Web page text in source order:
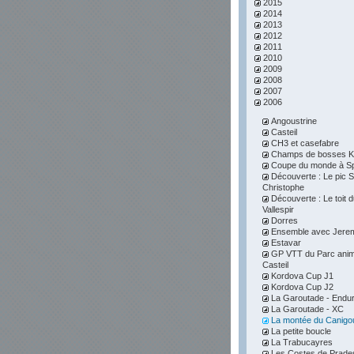
2015
2014
2013
2012
2011
2010
2009
2008
2007
2006
Angoustrine
Casteil
CH3 et casefabre
Champs de bosses
Coupe du monde à
Découverte : Le pic
Christophe
Découverte : Le toit
Vallespir
Dorres
Ensemble avec
Estavar
GP VTT du Parc
Casteil
Kordova Cup J1
Kordova Cup J2
La Garoutade -
La Garoutade - XC
La montée du
La petite boucle
La Trabucayres